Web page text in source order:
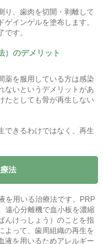
り、歯肉を切開・剥離して
インゲルを塗布します。
す。
）のデメリット
薬を服用している方は感染
ないというデメリットがあ
たとしても骨が再生しない
できるわけではなく、再生
法
を用いる治療法です。PRP
遠心分離機で血小板を濃縮
んけっしょう）のことを指
よって、歯周組織の再生を
液を用いるためアレルギー